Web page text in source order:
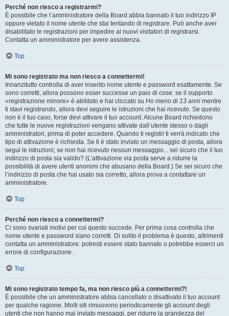
Perché non riesco a registrarmi?
È possibile che l’amministratore della Board abbia bannato il tuo indirizzo IP
oppure vietato il nome utente che stai tentando di registrare. Può anche aver
disabilitato le registrazioni per impedire ai nuovi visitatori di registrarsi.
Contatta un amministratore per avere assistenza.
Top
Mi sono registrato ma non riesco a connettermi!
Innanzitutto controlla di aver inserito nome utente e password esattamente. Se
sono corretti, allora possono esser successe un paio di cose: se il supporto
«registrazione minore» è abilitato e hai cliccato su Ho meno di 13 anni mentre
ti stavi registrando, allora devi seguire le istruzioni che hai ricevuto. Se questo
non è il tuo caso, forse devi attivare il tuo account. Alcune Board richiedono
che tutte le nuove registrazioni vengano attivate dall’utente stesso o dagli
amministratori, prima di poter accedere. Quando ti registri ti verrà indicato che
tipo di attivazione è richiesta. Se ti è stato inviato un messaggio di posta, allora
segui le istruzioni; se non hai ricevuto nessun messaggio... sei sicuro che il tuo
indirizzo di posta sia valido? (L’attivazione via posta serve a ridurre la
possibilità di avere utenti anonimi che abusano della Board.) Se sei sicuro che
l’indirizzo di posta che hai usato sia corretto, allora prova a contattare un
amministratore.
Top
Perché non riesco a connettermi?
Ci sono svariati motivi per cui questo succede. Per prima cosa controlla che
nome utente e password siano corretti. Di solito il problema è questo, altrimenti
contatta un amministratore: potresti essere stato bannato o potrebbe esserci un
errore di configurazione.
Top
Mi sono registrato tempo fa, ma non riesco più a connettermi?!
È possibile che un amministratore abbia cancellato o disattivato il tuo account
per qualche ragione. Molti siti rimuovono periodicamente gli account degli
utenti che non hanno mai inviato messaggi, per ridurre la grandezza del